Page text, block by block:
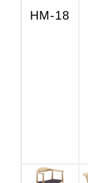
HM-18